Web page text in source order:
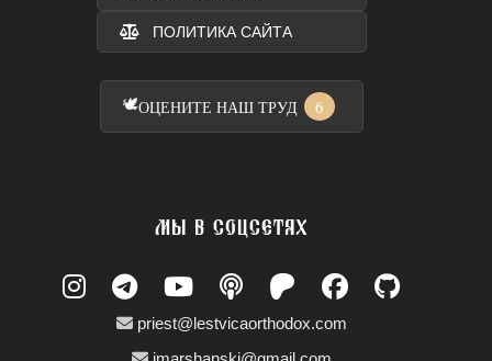
ПОЛИТИКА САЙТА
🕊️ОЦЕНИТЕ НАШ ТРУД 6
МЫ В СОЦСЕТЯХ
priest@lestvicaorthodox.com